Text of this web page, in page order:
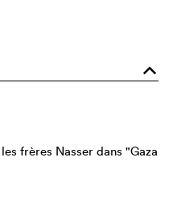
o
frères Nasser dans "Gaza